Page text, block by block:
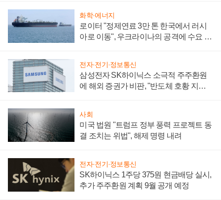
화학·에너지
로이터 "정제연료 3만 톤 한국에서 러시
아로 이동", 우크라이나의 공격에 수요 늘
전자·전기·정보통신
삼성전자 SK하이닉스 소극적 주주환원
에 해외 증권가 비판, "반도체 호황 지속
사회
미국 법원 "트럼프 정부 풍력 프로젝트 동
결 조치는 위법", 해제 명령 내려
전자·전기·정보통신
SK하이닉스 1주당 375원 현금배당 실시,
추가 주주환원 계획 9월 공개 예정